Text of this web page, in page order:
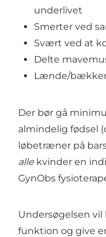
underlivet
Smerter ved
Svært ved at
Delte
Lænde/
Der bør gå
almindelig fødsel
løbetræner på
alle kvinder en
GynObs
Undersøgelsen
funktion og give